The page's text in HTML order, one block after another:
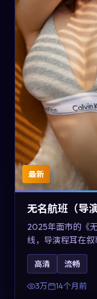
最新
无名航班（导
2025年面市的《
线，导演程耳在叙
雨、凯特·布兰切
女性视角重写传
好者的高清观影选
高清 流畅
3万 14个月前